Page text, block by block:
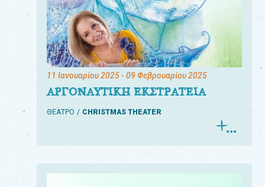
11 Ιανουαρίου 2025- 09 Φεβρουαρίου 2025
ΑΡΓΟΝΑΥΤΙΚΗ ΕΚΣΤΡΑΤΕΙΑ
ΘΕΑΤΡΟ CHRISTMAS THEATER